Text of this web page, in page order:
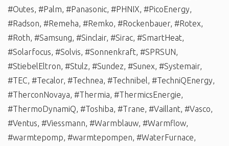
#Outes, #Palm, #Panasonic, #PHNIX, #PicoEnergy,
#Radson, #Remeha, #Remko, #Rockenbauer, #Rotex,
#Roth, #Samsung, #Sinclair, #Sirac, #SmartHeat,
#Solarfocus, #Solvis, #Sonnenkraft, #SPRSUN,
#StiebelEltron, #Stulz, #Sundez, #Sunex, #Systemair,
#TEC, #Tecalor, #Technea, #Technibel, #TechniQEnergy,
#TherconNovaya, #Thermia, #ThermicsEnergie,
#ThermoDynamiQ, #Toshiba, #Trane, #Vaillant, #Vasco,
#Ventus, #Viessmann, #Warmblauw, #Warmflow,
#warmtepomp, #warmtepompen, #WaterFurnace,